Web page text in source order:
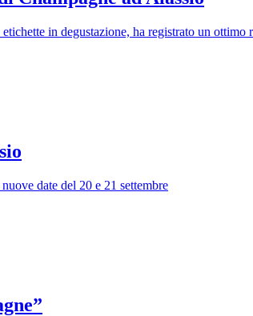
in degustazione, ha registrato un
date del 20 e 21 settembre